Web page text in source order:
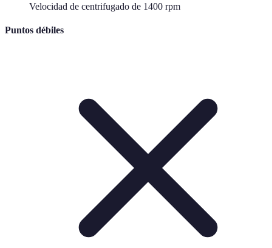
Velocidad de centrifugado de 1400 rpm
Puntos débiles